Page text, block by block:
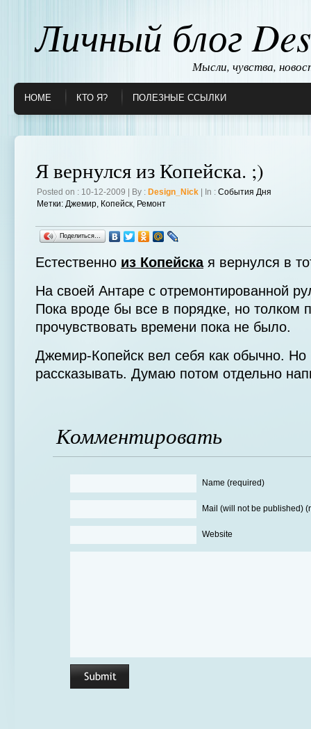
Личный блог
Мысли, чувства,
HOME КТО Я? ПОЛЕЗНЫЕ ССЫЛКИ
Я вернулся из Копейска. ;)
Posted on : 10-12-2009 | By : Design_Nick | In : События Дня
Метки: Джемир, Копейск, Ремонт
Поделиться…
Естественно из Копейская вернулся в
На своей Антаре с отремонтированной
Пока вроде бы все в порядке, но толком
прочувствовать времени пока не было.
Джемир-Копейск вел себя как обычно. Но
рассказывать. Думаю потом отдельно
Комментировать
Name (required)
Mail (will not be published)
Website